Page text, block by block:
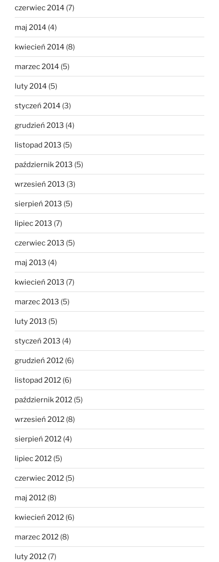
czerwiec 2014 (7)
maj 2014 (4)
kwiecień 2014 (8)
marzec 2014 (5)
luty 2014 (5)
styczeń 2014 (3)
grudzień 2013 (4)
listopad 2013 (5)
październik 2013 (5)
wrzesień 2013 (3)
sierpień 2013 (5)
lipiec 2013 (7)
czerwiec 2013 (5)
maj 2013 (4)
kwiecień 2013 (7)
marzec 2013 (5)
luty 2013 (5)
styczeń 2013 (4)
grudzień 2012 (6)
listopad 2012 (6)
październik 2012 (5)
wrzesień 2012 (8)
sierpień 2012 (4)
lipiec 2012 (5)
czerwiec 2012 (5)
maj 2012 (8)
kwiecień 2012 (6)
marzec 2012 (8)
luty 2012 (7)